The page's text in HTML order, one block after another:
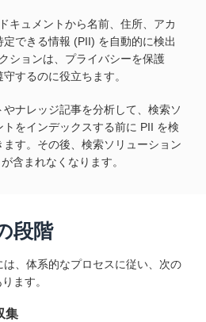
キュメントから名前、住所、アカ
できる情報 (PII) を自動的に検出
ションは、プライバシーを保護
するのに役立ちます。
ナレッジ記事を分析して、検索ソ
をインデックスする前に PII を検
す。その後、検索ソリューション
含まれなくなります。
段階
、体系的なプロセスに従い、次の
ます。
集